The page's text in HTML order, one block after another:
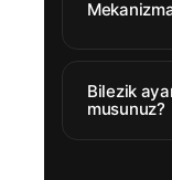
Bilezik
musunuz?